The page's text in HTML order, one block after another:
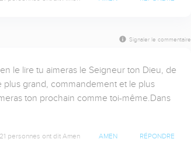
Signaler le commentaire
le lire tu aimeras le Seigneur ton Dieu, de
grand, commandement et le plus
ton prochain comme toi-même.Dans
21 personnes ont dit Amen AMEN RÉPONDRE